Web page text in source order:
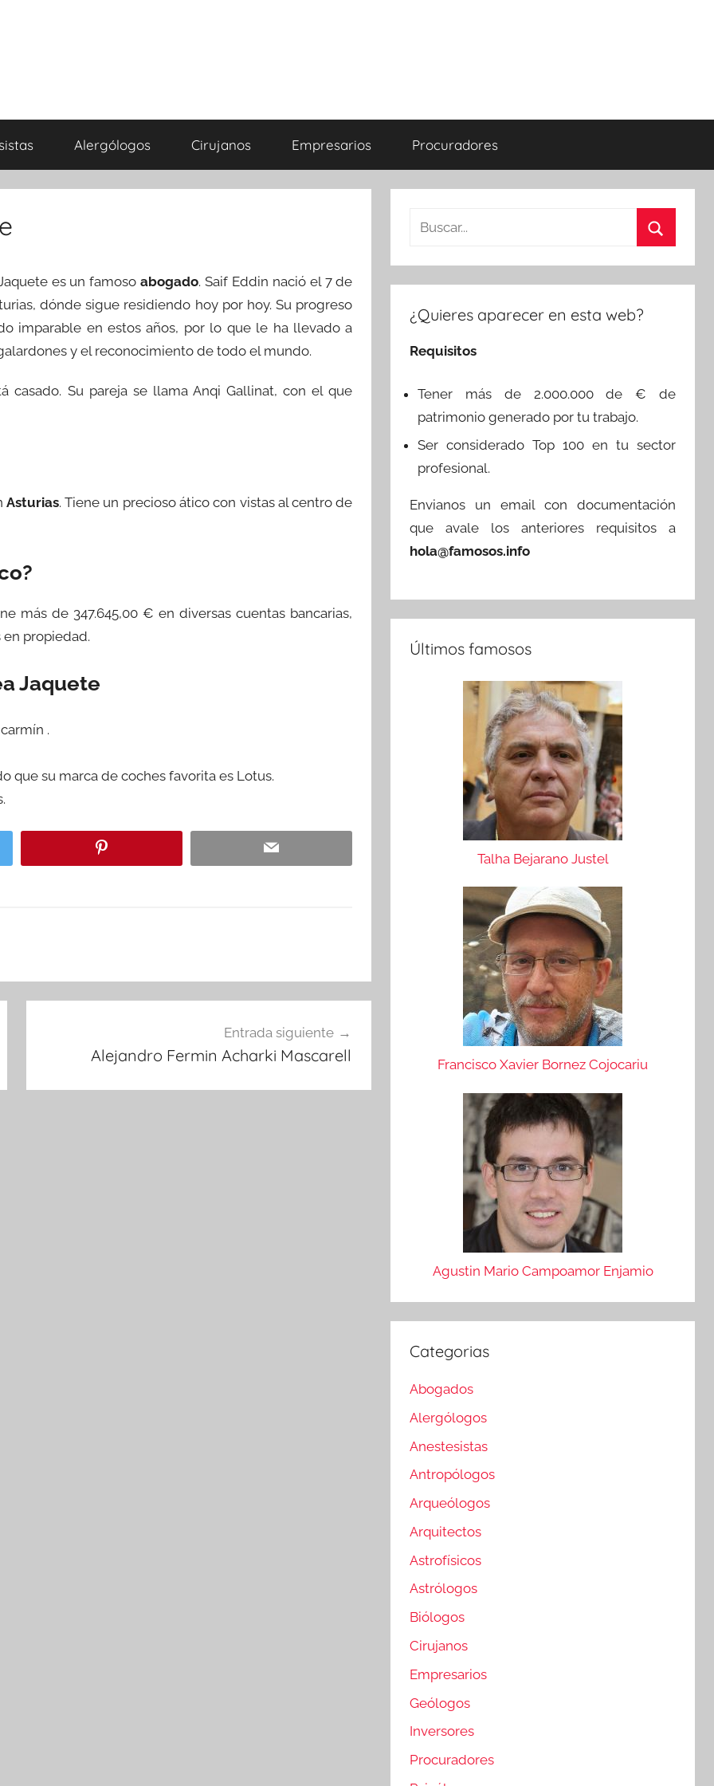
Alergólogos Cirujanos Empresarios Procuradores
es un famosoabogado. Saif Eddin nació el 7 de
dónde sigue residiendo hoy por hoy. Su progreso
imparable en estos años, por lo que le ha llevado a
y el reconocimiento de todo el mundo.
casado. Su pareja se llama Anqi Gallinat, con el que
Asturias. Tiene un precioso ático con vistas al centro de
más de 347.645,00 € en diversas cuentas bancarias,
en propiedad.
Jaquete
.
que su marca de coches favorita es Lotus.
Entrada siguiente
Alejandro Fermin Acharki Mascarell
Buscar:
¿Quieres aparecer en esta web?
Requisitos
Tener más de 2.000.000 de € de
patrimonio generado por tu trabajo.
Ser considerado Top 100 en tu sector
profesional.
Envianos un email con documentación
que avale los anteriores requisitos a
hola@famosos.info
Últimos famosos
Talha Bejarano Justel
Francisco Xavier Bornez Cojocariu
Agustin Mario Campoamor Enjamio
Categorias
Abogados
Alergólogos
Anestesistas
Antropólogos
Arqueólogos
Arquitectos
Astrofísicos
Astrólogos
Biólogos
Cirujanos
Empresarios
Geólogos
Inversores
Procuradores